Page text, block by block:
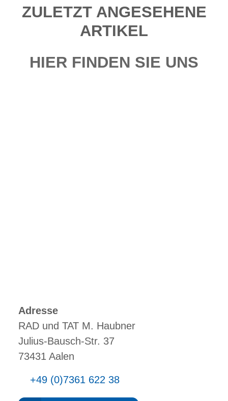
ZULETZT ANGESEHENE
ARTIKEL
HIER FINDEN SIE UNS
Adresse
RAD und TAT M. Haubner
Julius-Bausch-Str. 37
73431 Aalen
+49 (0)7361 622 38